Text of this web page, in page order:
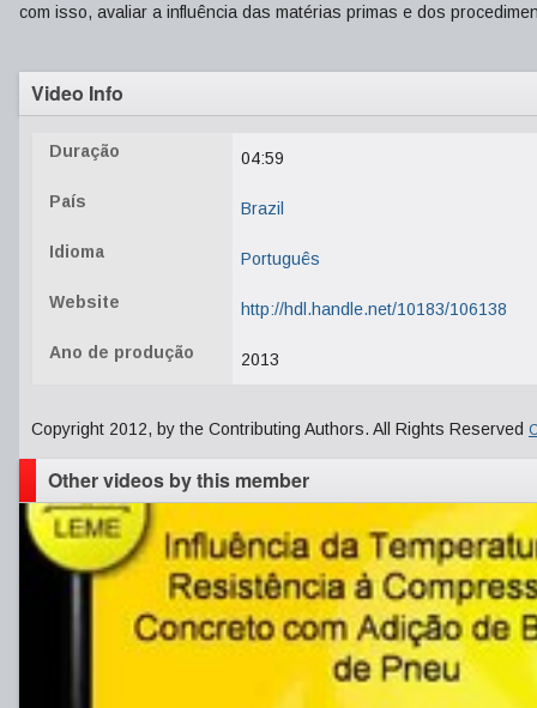
com isso, avaliar a influência das matérias primas e dos
Video Info
Duração 04:59
País Brazil
Idioma Português
Website http://hdl.handle.net/10183/106138
Ano de produção 2013
Copyright 2012, by the Contributing Authors. All Rights Reserved
Other videos by this member